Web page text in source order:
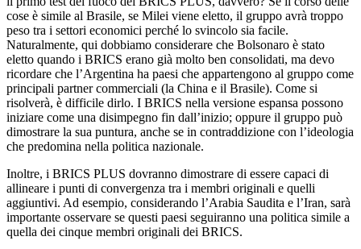
cose è simile al Brasile, se Milei viene eletto, il gruppo avrà troppo
peso tra i settori economici perché lo svincolo sia facile.
Naturalmente, qui dobbiamo considerare che Bolsonaro è stato
eletto quando i BRICS erano già molto ben consolidati, ma devo
ricordare che l’Argentina ha paesi che appartengono al gruppo come
principali partner commerciali (la China e il Brasile). Come si
risolverà, è difficile dirlo. I BRICS nella versione espansa possono
iniziare come una disimpegno fin dall’inizio; oppure il gruppo può
dimostrare la sua puntura, anche se in contraddizione con l’ideologia
che predomina nella politica nazionale.
Inoltre, i BRICS PLUS dovranno dimostrare di essere capaci di
allineare i punti di convergenza tra i membri originali e quelli
aggiuntivi. Ad esempio, considerando l’Arabia Saudita e l’Iran, sarà
importante osservare se questi paesi seguiranno una politica simile a
quella dei cinque membri originali dei BRICS.